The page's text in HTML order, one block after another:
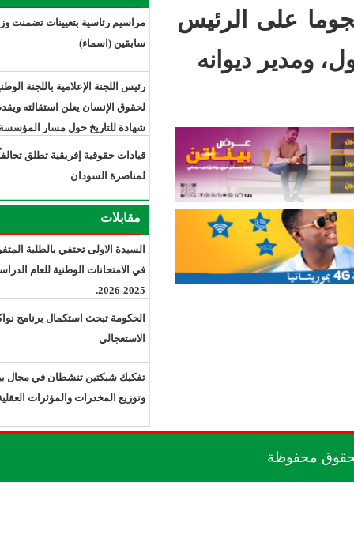
مراسيم رئاسية بتعيينات تضمنت وزراء
رئيس اللجنة الإعلامية باللجنة الوطنية
لحقوق الإنسان يعلن استقالته ويقدم
شهادة للتاريخ حول مسار المؤسسة
قيادات حقوقية إفريقية تطلق تحالفاً
لمناصرة السودان
مقابلات
السيدة الاولى تحتفي بالطلبة المتفوقين
في الامتحانات الوطنية للعام الدراسي
الحكومة تبحث استكمال برنامج نواكشوط
تفكيك شبكتين تنشطان في مجال بيع
وتوزيع المخدرات والمؤثرات العقلية.